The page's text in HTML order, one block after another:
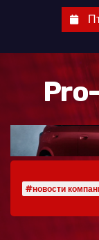
#новости